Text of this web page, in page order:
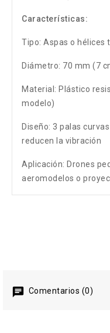
Características:
Tipo: Aspas o hélices
Diámetro: 70 mm (7
Material: Plástico
modelo)
Diseño: 3 palas
reducen la vibración
Aplicación: Drones
aeromodelos o
Comentarios (0)